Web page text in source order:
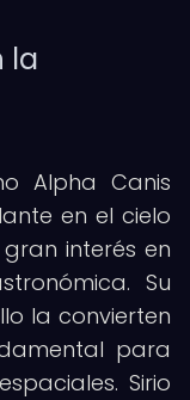
la
Alpha Canis
en el cielo
interés en
Su
la convierten
para
Sirio